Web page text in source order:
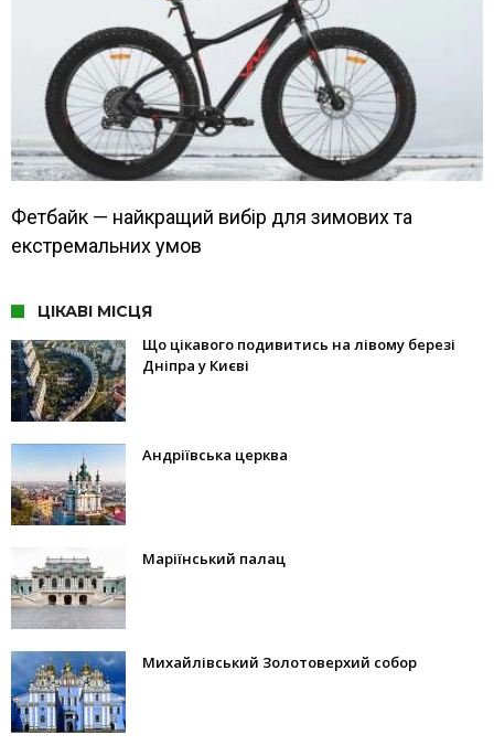
Фетбайк — найкращий вибір для зимових та
екстремальних умов
ЦІКАВІ МІСЦЯ
Що цікавого подивитись на лівому березі
Дніпра у Києві
Андріївська церква
Маріїнський палац
Михайлівський Золотоверхий собор